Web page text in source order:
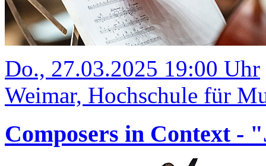
Do., 27.03.2025 19:00 Uhr
Weimar, Hochschule für
Composers in Context -